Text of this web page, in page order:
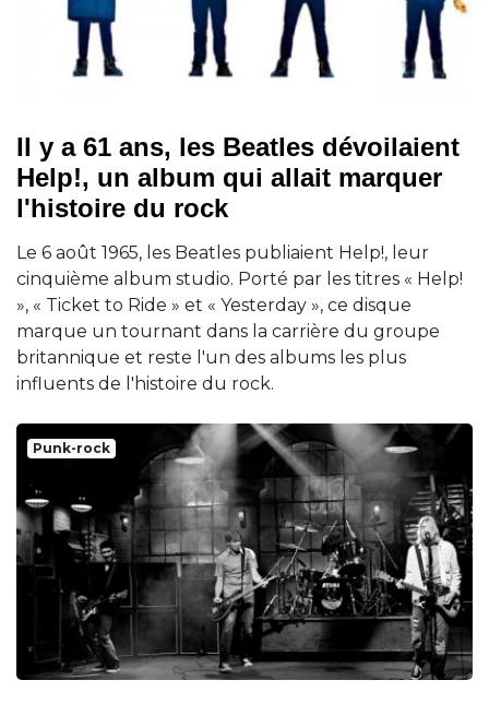
Il y a 61 ans, les Beatles dévoilaient
Help!, un album qui allait marquer
l'histoire du rock
Le 6 août 1965, les Beatles publiaient Help!, leur
cinquième album studio. Porté par les titres « Help!
», « Ticket to Ride » et « Yesterday », ce disque
marque un tournant dans la carrière du groupe
britannique et reste l'un des albums les plus
influents de l'histoire du rock.
Punk-rock